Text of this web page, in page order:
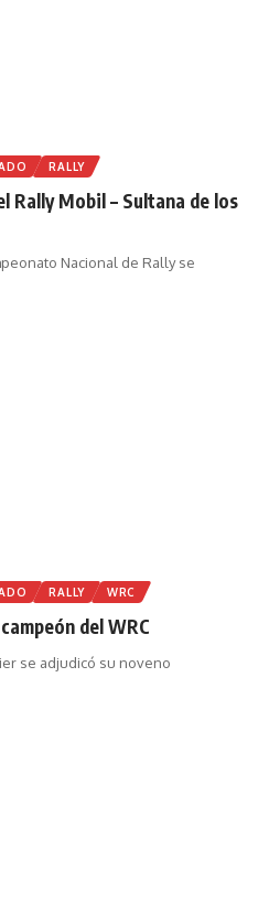
RALLY
Rally Mobil – Sultana de los
Nacional de Rally se
RALLY WRC
del WRC
se adjudicó su noveno